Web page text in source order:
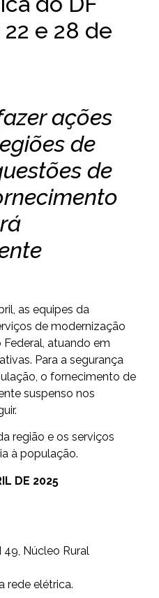
e 28 de
ações
de
de
as equipes da
de modernização
atuando em
Para a segurança
o fornecimento de
suspenso nos
região e os serviços
à população.
DE 2025
49, Núcleo Rural
rede elétrica.